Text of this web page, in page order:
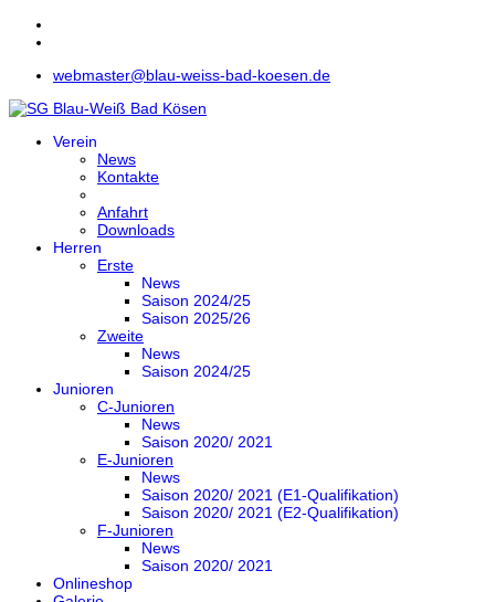
webmaster@blau-weiss-bad-koesen.de
Verein
News
Kontakte
Anfahrt
Downloads
Herren
Erste
News
Saison 2024/25
Saison 2025/26
Zweite
News
Saison 2024/25
Junioren
C-Junioren
News
Saison 2020/ 2021
E-Junioren
News
Saison 2020/ 2021 (E1-Qualifikation)
Saison 2020/ 2021 (E2-Qualifikation)
F-Junioren
News
Saison 2020/ 2021
Onlineshop